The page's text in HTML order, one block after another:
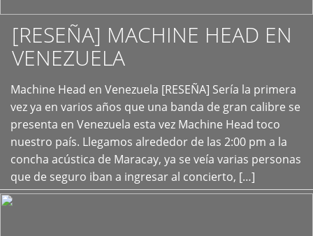
[RESEÑA] MACHINE HEAD EN
VENEZUELA
Machine Head en Venezuela [RESEÑA] Sería la primera
vez ya en varios años que una banda de gran calibre se
presenta en Venezuela esta vez Machine Head toco
nuestro país. Llegamos alrededor de las 2:00 pm a la
concha acústica de Maracay, ya se veía varias personas
que de seguro iban a ingresar al concierto, […]
+